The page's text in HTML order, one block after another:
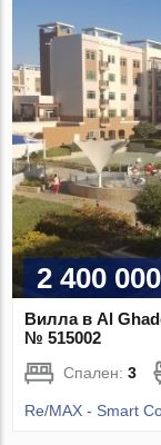
2 400
Вилла в Al
№ 515002
Спален:3
Re/MAX - Smart